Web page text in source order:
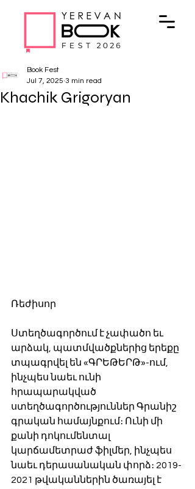
Khachik Grigoryan
Book Fest
Jul 7, 2025 3 min read
Ռեժիսոր
Ստեղծագործում է չափածո եւ
արձակ, պատմվածքներից երեքը
տպագրվել են «ԳՐԵԹԵՐԹ»-ում,
ինչպես նաեւ ունի
հրապարակված
ստեղծագործություններ Գրանիշ
գրական համայնքում։ Ունի մի
քանի դոկումենտալ
կարճամետրաժ ֆիլմեր, ինչպես
նաեւ դերասանական փորձ։ 2019-
2021 թվականներին ծառայել է